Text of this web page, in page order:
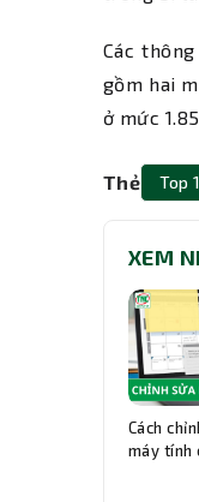
Các
gồm hai
ở mức
Thẻ Top
XEM
Cách
máy tính